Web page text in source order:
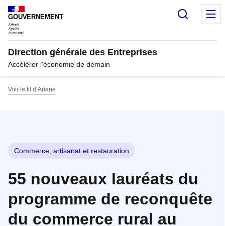
Panneau de gestion des cookies
GOUVERNEMENT
Direction générale des Entreprises
Accélérer l'économie de demain
Voir le fil d’Ariane
Commerce, artisanat et restauration
55 nouveaux lauréats du
programme de reconquête
du commerce rural au